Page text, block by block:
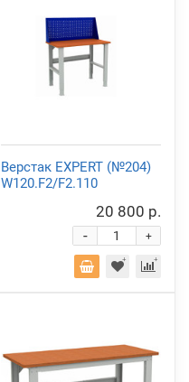
Верстак EXPERT (№204)
W120.F2/F2.110
20 800 р.
+
-